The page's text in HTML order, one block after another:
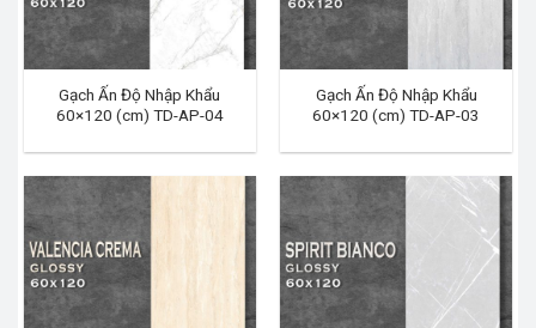
Gạch Ấn Độ Nhập Khẩu
60×120 (cm) TD-AP-04
Gạch Ấn Độ Nhập Khẩu
60×120 (cm) TD-AP-03